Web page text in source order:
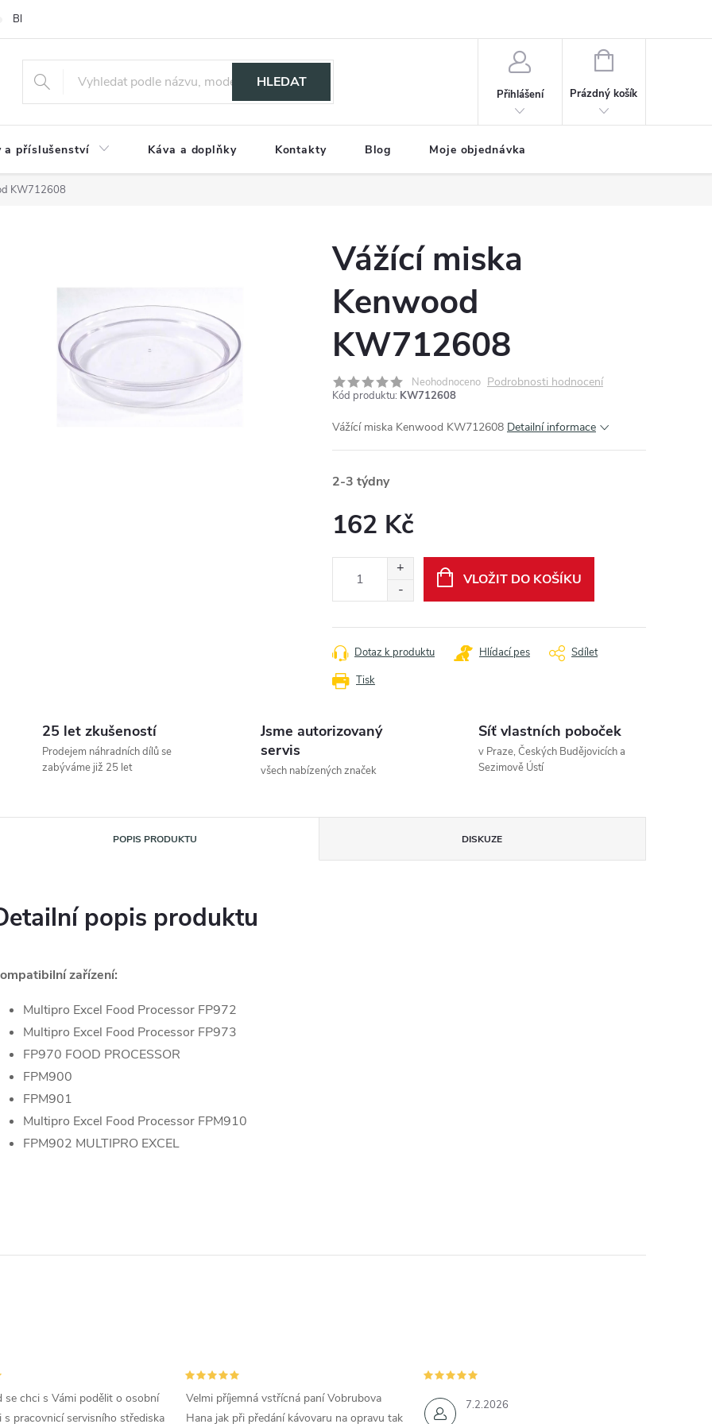
Blog
HLEDAT
Přihlášení
NÁKUPNÍ
Prázdný košík
a příslušenství Káva a doplňky Kontakty Blog Moje objednávka
KW712608
Vážící miska
Kenwood
KW712608
Neohodnoceno Podrobnosti hodnocení
Kód produktu: KW712608
Vážící miska Kenwood KW712608 Detailní informace
2-3 týdny
162 Kč
VLOŽIT DO KOŠÍKU
Tisk
Dotaz k produktu Hlídací pes Sdílet
25 let zkušeností
Prodejem náhradních dílů se
zabýváme již 25 let
Jsme autorizovaný
servis
všech nabízených značek
Síť vlastních poboček
v Praze, Českých Budějovicích a
Sezimově Ústí
POPIS PRODUKTU DISKUZE
popis produktu
zařízení:
Multipro Excel Food Processor FP972
Multipro Excel Food Processor FP973
FP970 FOOD PROCESSOR
FPM900
FPM901
Multipro Excel Food Processor FPM910
FPM902 MULTIPRO EXCEL
se chci s Vámi podělit o osobní
s pracovnicí servisního střediska
Velmi příjemná vstřícná paní Vobrubova
Hana jak při předání kávovaru na opravu tak
7.2.2026